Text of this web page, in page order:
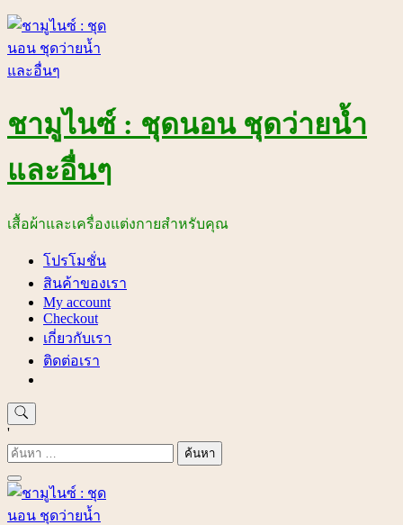
Skip
content
ชามูไนซ์ : ชุดนอน ชุดว่ายน้ำ
และอื่นๆ
เสื้อผ้าและเครื่องแต่งกายสำหรับคุณ
โปรโมชั่น
สินค้าของเรา
My account
Checkout
เกี่ยวกับเรา
ติดต่อเรา
'
ค้นหา
สำหรับ: